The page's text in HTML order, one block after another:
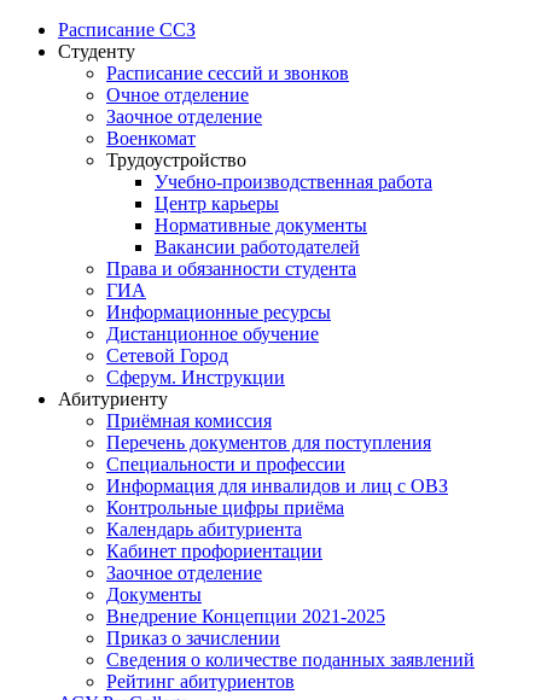
Расписание ССЗ
Студенту
Расписание сессий и звонков
Очное отделение
Заочное отделение
Военкомат
Трудоустройство
Учебно-производственная работа
Центр карьеры
Нормативные документы
Вакансии работодателей
Права и обязанности студента
ГИА
Информационные ресурсы
Дистанционное обучение
Сетевой Город
Сферум. Инструкции
Абитуриенту
Приёмная комиссия
Перечень документов для поступления
Специальности и профессии
Информация для инвалидов и лиц с ОВЗ
Контрольные цифры приёма
Календарь абитуриента
Кабинет профориентации
Заочное отделение
Документы
Внедрение Концепции 2021-2025
Приказ о зачислении
Сведения о количестве поданных заявлений
Рейтинг абитуриентов